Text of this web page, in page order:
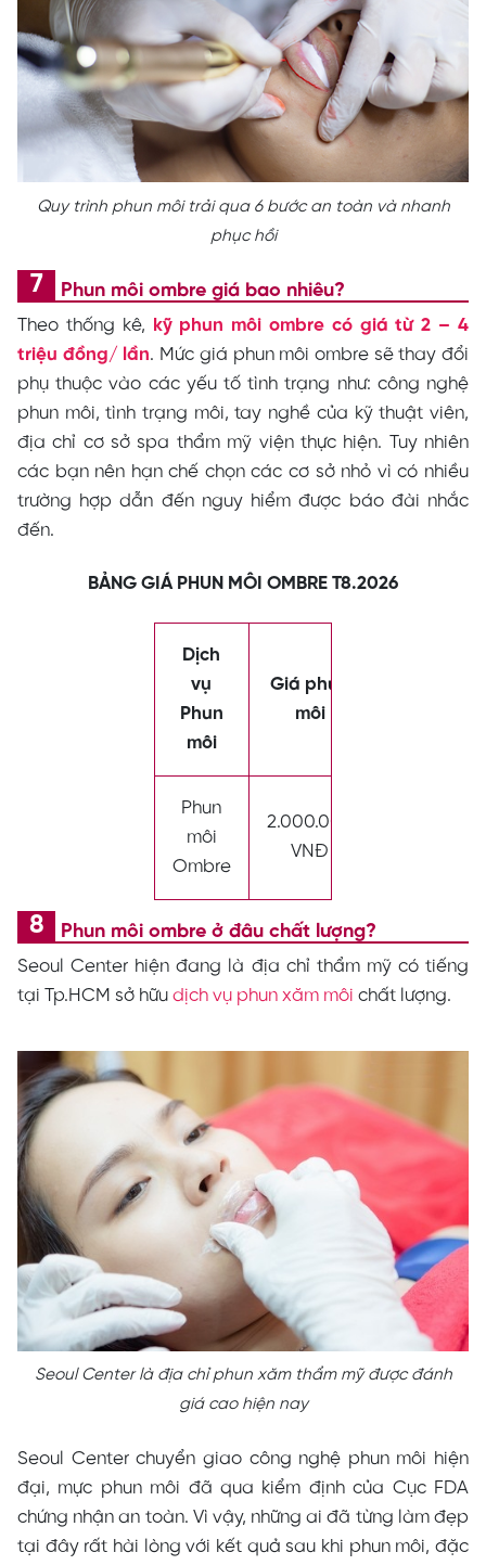
Quy trình phun môi trải qua 6 bước an toàn và nhanh
phục hồi
Phun môi ombre giá bao nhiêu?
Theo thống kê,
kỹ phun môi ombre có giá từ 2 – 4
triệu đồng/ lần. Mức giá phun môi ombre sẽ thay đổi
phụ thuộc vào các yếu tố tình trạng như: công nghệ
phun môi, tình trạng môi, tay nghề của kỹ thuật viên,
địa chỉ cơ sở spa thẩm mỹ viện thực hiện. Tuy nhiên
các bạn nên hạn chế chọn các cơ sở nhỏ vì có nhiều
trường hợp dẫn đến nguy hiểm được báo đài nhắc
đến.
BẢNG GIÁ PHUN MÔI OMBRE T8.2026
Dịch
vụ
Phun
môi
Giá phun
môi
Phun
môi
Ombre
2.000.000
VNĐ
Phun môi ombre ở đâu chất lượng?
Seoul Center hiện đang là địa chỉ thẩm mỹ có tiếng
tại Tp.HCM sở hữu dịch vụ phun xăm môi chất lượng.
Seoul Center là địa chỉ phun xăm thẩm mỹ được đánh
giá cao hiện nay
Seoul Center chuyển giao công nghệ phun môi hiện
đại, mực phun môi đã qua kiểm định của Cục FDA
chứng nhận an toàn. Vì vậy, những ai đã từng làm đẹp
tại đây rất hài lòng với kết quả sau khi phun môi, đặc